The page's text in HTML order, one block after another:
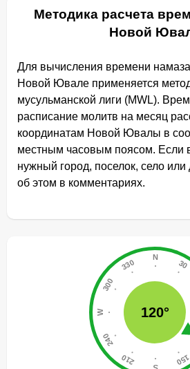
Методика расчета
Новой
Для вычисления времени
Новой Ювале применяется
мусульманской лиги (MWL).
расписание молитв на месяц
координатам Новой Ювалы в
местным часовым поясом. Если
нужный город, поселок, село
об этом в комментариях.
120°